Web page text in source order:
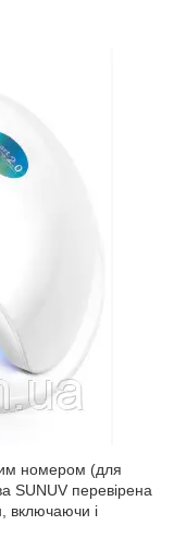
номером (для
SUNUV перевірена
включаючи і